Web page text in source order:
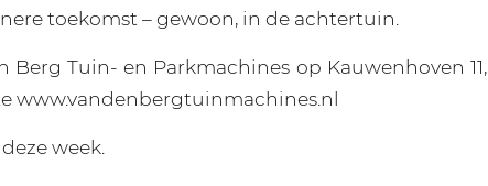
toekomst – gewoon, in de achtertuin.
Berg Tuin- en Parkmachines op Kauwenhoven 11,
www.vandenbergtuinmachines.nl
week.